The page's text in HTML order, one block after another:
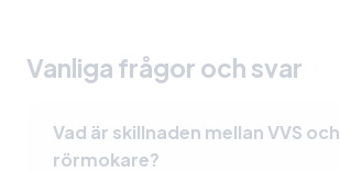
Vanliga frågor och svar
Vad är skillnaden mellan VVS och
rörmokare?